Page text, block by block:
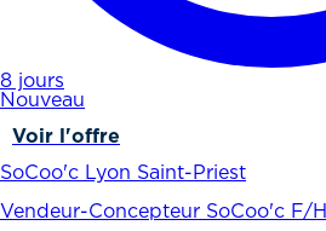
8 jours
Nouveau
Voir l'offre
SoCoo'c Lyon Saint-Priest
Vendeur-Concepteur SoCoo'c F/H